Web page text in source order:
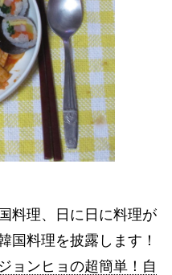
料理、日に日に料理が
国料理を披露します！
ジョンヒョの超簡単！自